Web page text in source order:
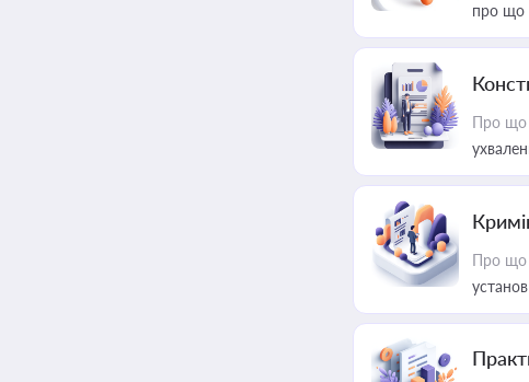
про що
Про що
Про що